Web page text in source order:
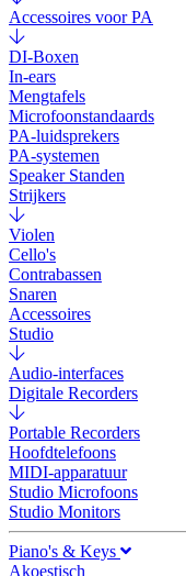
Accessoires voor PA
DI-Boxen
In-ears
Mengtafels
Microfoonstandaards
PA-luidsprekers
PA-systemen
Speaker Standen
Strijkers
Violen
Cello's
Contrabassen
Snaren
Accessoires
Studio
Audio-interfaces
Digitale Recorders
Portable Recorders
Hoofdtelefoons
MIDI-apparatuur
Studio Microfoons
Studio Monitors
Piano's & Keys
Akoestisch